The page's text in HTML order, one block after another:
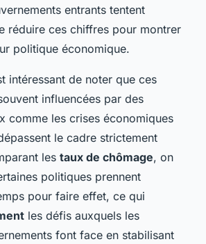
entrants tentent
réduire ces chiffres pour montrer
politique économique.
intéressant de noter que ces
influencées par des
comme les crises économiques
le cadre strictement
les taux de chômage, on
politiques prennent
pour faire effet, ce qui
les défis auxquels les
font face en stabilisant